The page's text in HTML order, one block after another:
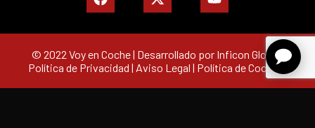
© 2022 Voy en Coche | Desarrollado por Inficon Global |
Política de Privacidad | Aviso Legal | Política de Cookies